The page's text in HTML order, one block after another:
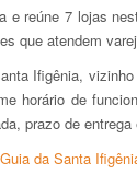
reúne 7 lojas
que atendem
Ifigênia,
horário de
prazo de
Guia da Santa